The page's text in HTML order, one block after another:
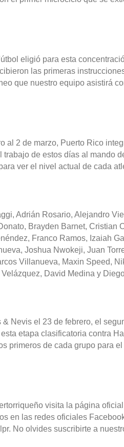
eligió para esta
las primeras
que nuestro equipo asistirá
al 2 de marzo, Puerto Rico
trabajo de estos días al mando
ver el nivel actual de cada
Adrián Rosario, Alejandro
Brayden Barnet, Cristian
Franco Ramos, Izaiah
Joshua Nwokeji, Juan
Villanueva, Maxin Speed,
David Medina y
& Nevis el 23 de febrero, el
etapa clasificatoria contra
primeros de cada grupo para
visita la página
en las redes oficiales
No olvides suscribirte a